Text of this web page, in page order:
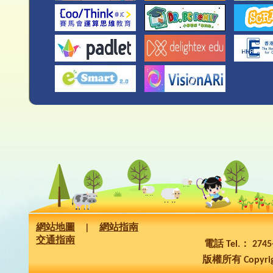
網站地圖
網站指南
交通指南
電話 Tel.：
版權所有